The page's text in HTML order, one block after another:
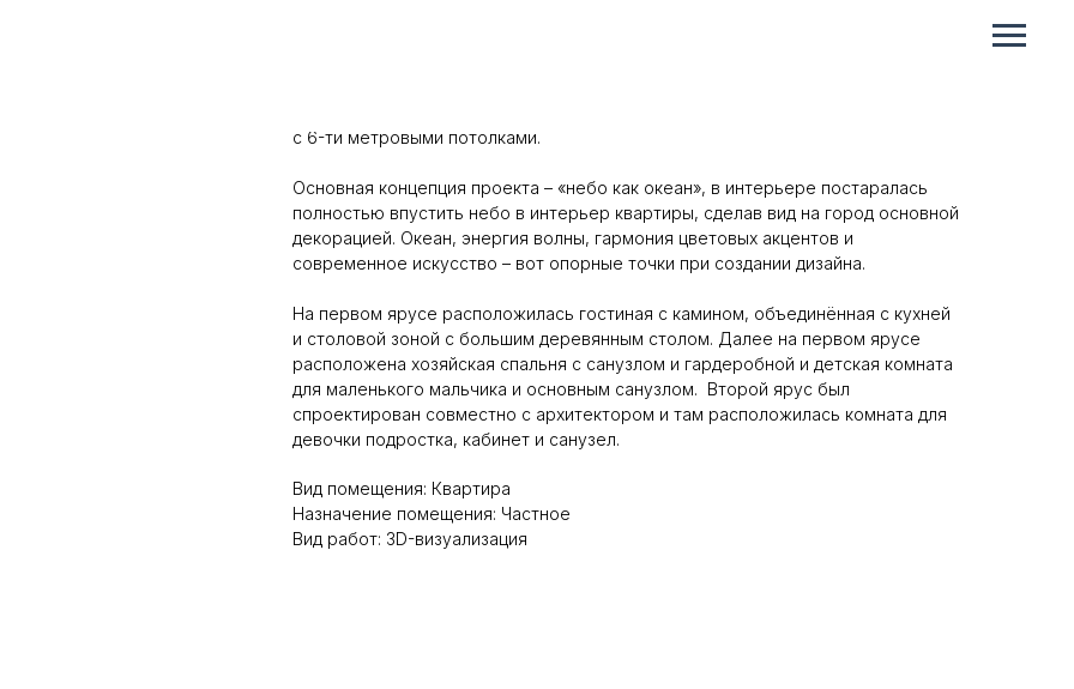
с 6-ти метровыми потолками.
Основная концепция проекта – «небо как океан», в интерьере постаралась
полностью впустить небо в интерьер квартиры, сделав вид на город основной
декорацией. Океан, энергия волны, гармония цветовых акцентов и
современное искусство – вот опорные точки при создании дизайна.
На первом ярусе расположилась гостиная с камином, объединённая с кухней
и столовой зоной с большим деревянным столом. Далее на первом ярусе
расположена хозяйская спальня с санузлом и гардеробной и детская комната
для маленького мальчика и основным санузлом. Второй ярус был
спроектирован совместно с архитектором и там расположилась комната для
девочки подростка, кабинет и санузел.
Вид помещения: Квартира
Назначение помещения: Частное
Вид работ: 3D-визуализация